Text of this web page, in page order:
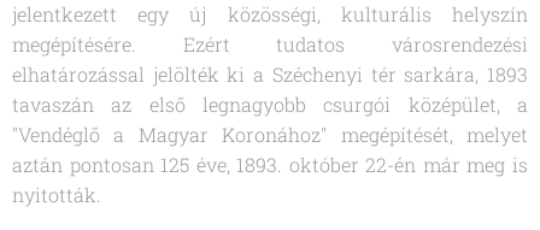
jelentkezett egy új közösségi, kulturális helyszín
megépítésére. Ezért tudatos városrendezési
elhatározással jelölték ki a Széchenyi tér sarkára, 1893
tavaszán az első legnagyobb csurgói középület, a
"Vendéglő a Magyar Koronához" megépítését, melyet
aztán pontosan 125 éve, 1893. október 22-én már meg is
nyitották.